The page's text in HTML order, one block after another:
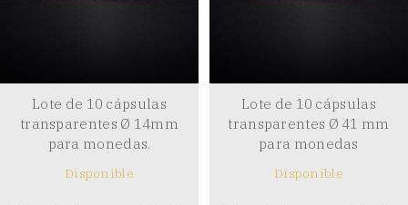
Lote de 10 cápsulas
transparentes Ø 14mm
para monedas.
Disponible
Lote de 10 cápsulas
transparentes Ø 41 mm
para monedas
Disponible